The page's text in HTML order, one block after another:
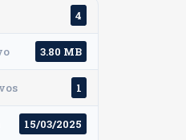
4
3.80 MB
1
15/03/2025